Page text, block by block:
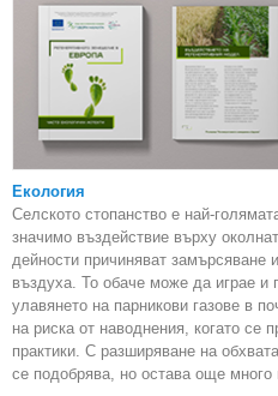
Екология
Селското стопанство е най-
значимо въздействие върху
дейности причиняват замърсяване
въздуха. То обаче може да играе и
улавянето на парникови газове в
на риска от наводнения, когато се
практики. С разширяване на
се подобрява, но остава още много